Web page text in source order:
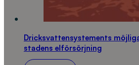
Dricksvattensystements
stadens elförsörjning